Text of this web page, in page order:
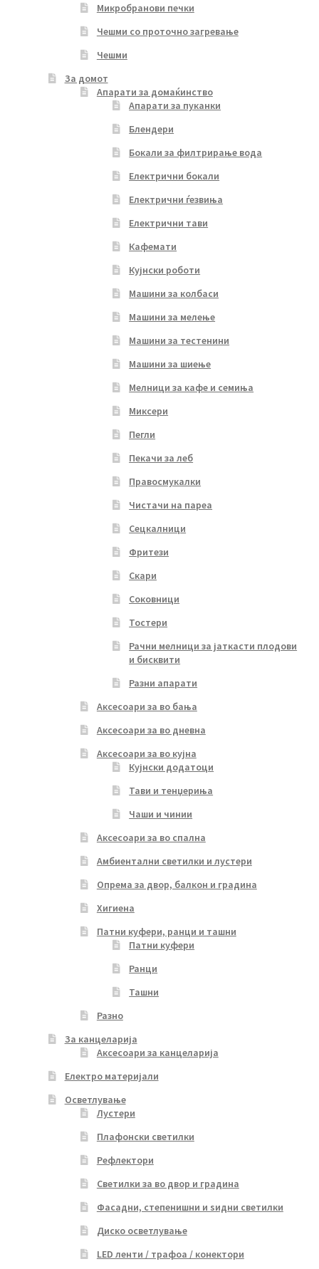
Микробранови печки
Чешми со проточно загревање
Чешми
За домот
Апарати за домаќинство
Апарати за пуканки
Блендери
Бокали за филтрирање вода
Електрични бокали
Електрични ѓезвиња
Електрични тави
Кафемати
Кујнски роботи
Машини за колбаси
Машини за мелење
Машини за тестенини
Машини за шиење
Мелници за кафе и семиња
Миксери
Пегли
Пекачи за леб
Правосмукалки
Чистачи на пареа
Сецкалници
Фритези
Скари
Соковници
Тостери
Рачни мелници за јаткасти плодови
и бисквити
Разни апарати
Аксесоари за во бања
Аксесоари за во дневна
Аксесоари за во кујна
Кујнски додатоци
Тави и тенџериња
Чаши и чинии
Аксесоари за во спална
Амбиентални светилки и лустери
Опрема за двор, балкон и градина
Хигиена
Патни куфери, ранци и ташни
Патни куфери
Ранци
Ташни
Разно
За канцеларија
Аксесоари за канцеларија
Електро материјали
Осветлување
Лустери
Плафонски светилки
Рефлектори
Светилки за во двор и градина
Фасадни, степенишни и ѕидни светилки
Диско осветлување
LED ленти / трафоа / конектори